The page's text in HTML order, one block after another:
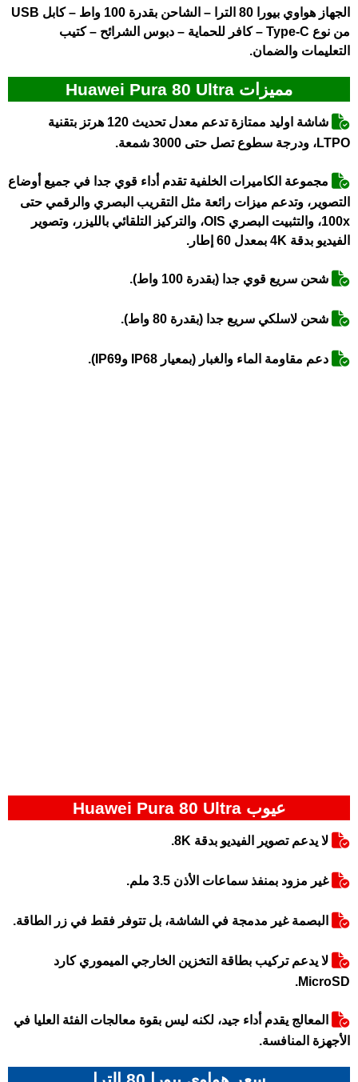
الجهاز هواوي بيورا 80 الترا – الشاحن بقدرة 100 واط – كابل USB
من نوع Type-C – كافر للحماية – دبوس الشرائح – كتيب
التعليمات والضمان.
مميزات Huawei Pura 80 Ultra
شاشة اوليد ممتازة تدعم معدل تحديث 120 هرتز بتقنية
LTPO، ودرجة سطوع تصل حتى 3000 شمعة.
مجموعة الكاميرات الخلفية تقدم أداء قوي جدا في جميع أوضاع
التصوير، وتدعم ميزات رائعة مثل التقريب البصري والرقمي حتى
100x، والتثبيت البصري OIS، والتركيز التلقائي بالليزر، وتصوير
الفيديو بدقة 4K بمعدل 60 إطار.
شحن سريع قوي جدا (بقدرة 100 واط).
شحن لاسلكي سريع جدا (بقدرة 80 واط).
دعم مقاومة الماء والغبار (بمعيار IP68 وIP69).
عيوب Huawei Pura 80 Ultra
لا يدعم تصوير الفيديو بدقة 8K.
غير مزود بمنفذ سماعات الأذن 3.5 ملم.
البصمة غير مدمجة في الشاشة، بل تتوفر فقط في زر الطاقة.
لا يدعم تركيب بطاقة التخزين الخارجي الميموري كارد
MicroSD.
المعالج يقدم أداء جيد، لكنه ليس بقوة معالجات الفئة العليا في
الأجهزة المنافسة.